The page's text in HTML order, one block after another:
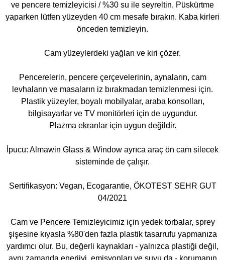
ve pencere temizleyicisi / %30 su ile seyreltin. Püskürtme
yaparken lütfen yüzeyden 40 cm mesafe bırakın. Kaba kirleri
önceden temizleyin.
Cam yüzeylerdeki yağları ve kiri çözer.
Pencerelerin, pencere çerçevelerinin, aynaların, cam
levhaların ve masaların iz bırakmadan temizlenmesi için.
Plastik yüzeyler, boyalı mobilyalar, araba konsolları,
bilgisayarlar ve TV monitörleri için de uygundur.
Plazma ekranlar için uygun değildir.
İpucu: Almawin Glass & Window ayrıca araç ön cam silecek
sisteminde de çalışır.
Sertifikasyon: Vegan, Ecogarantie, ÖKOTEST SEHR GUT
04/2021
Cam ve Pencere Temizleyicimiz için yedek torbalar, sprey
şişesine kıyasla %80'den fazla plastik tasarrufu yapmanıza
yardımcı olur. Bu, değerli kaynakları - yalnızca plastiği değil,